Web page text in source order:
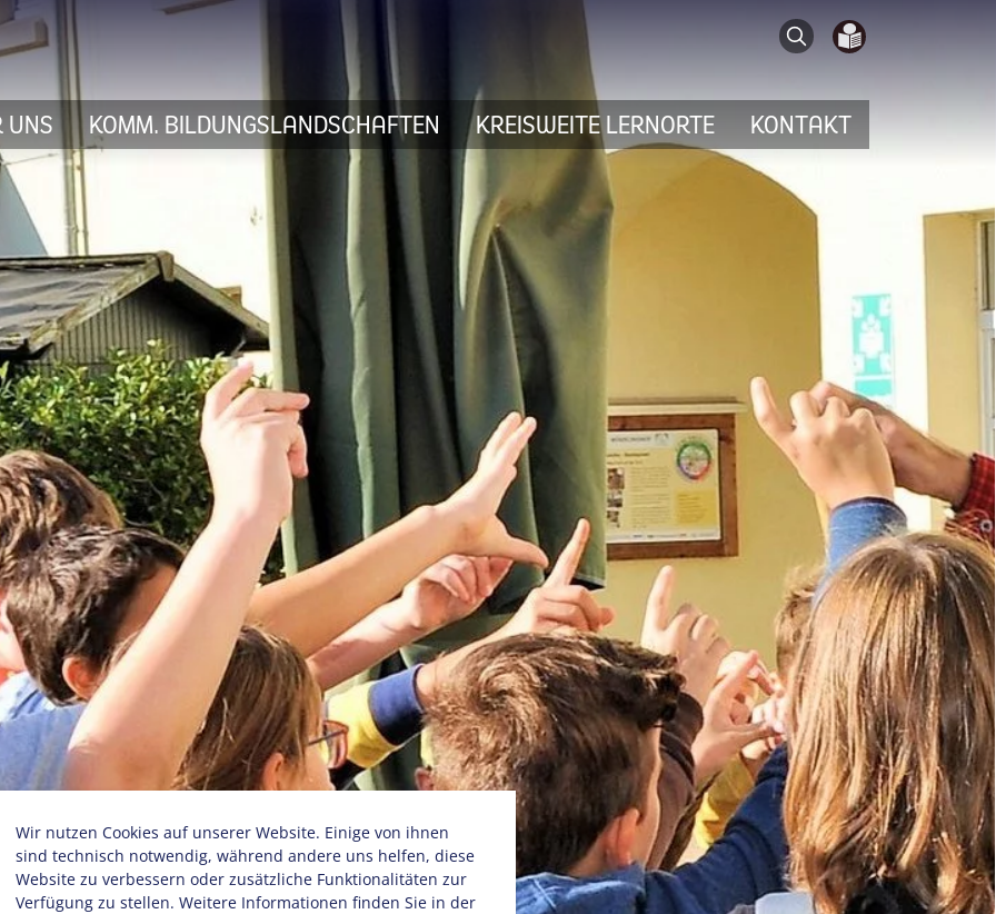
Search
UNS KOMM. BILDUNGSLANDSCHAFTEN KREISWEITE LERNORTE KONTAKT
Wir nutzen Cookies auf unserer Website. Einige von ihnen
sind technisch notwendig, während andere uns helfen, diese
Website zu verbessern oder zusätzliche Funktionalitäten zur
Verfügung zu stellen. Weitere Informationen finden Sie in der